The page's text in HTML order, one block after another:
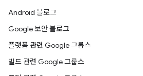
Android 블로그
Google 보안 블로그
플랫폼 관련 Google 그룹스
빌드 관련 Google 그룹스